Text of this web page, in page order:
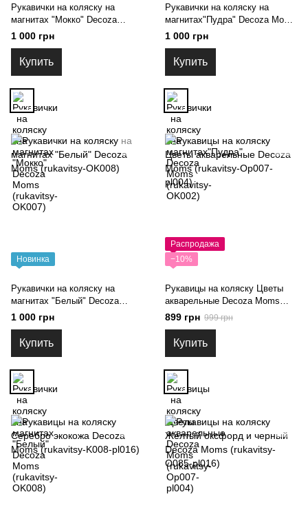
Рукавички на коляску на
магнитах "Мокко" Decoza
Moms (rukavitsy-OK007)
1 000 грн
Купить
Рукавички на коляску на
магнитах"Пудра" Decoza Moms
(rukavitsy-OK002)
1 000 грн
Купить
Новинка
Рукавички на коляску на
магнитах "Белый" Decoza
Moms (rukavitsy-OK008)
1 000 грн
Купить
Распродажа
−10%
Рукавицы на коляску Цветы
акварельные Decoza Moms
(rukavitsy-Op007-pl004)
899 грн 999 грн
Купить